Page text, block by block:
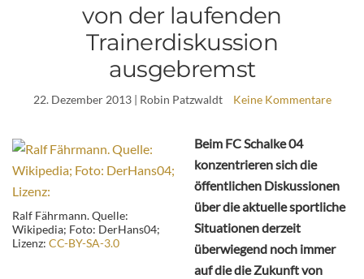
von der laufenden
Trainerdiskussion
ausgebremst
22. Dezember 2013| Robin Patzwaldt Keine Kommentare
Ralf Fährmann. Quelle:
Wikipedia; Foto: DerHans04;
Lizenz: CC-BY-SA-3.0
Beim FC Schalke 04
konzentrieren sich die
öffentlichen Diskussionen
über die aktuelle sportliche
Situationen derzeit
überwiegend noch immer
auf die die Zukunft von